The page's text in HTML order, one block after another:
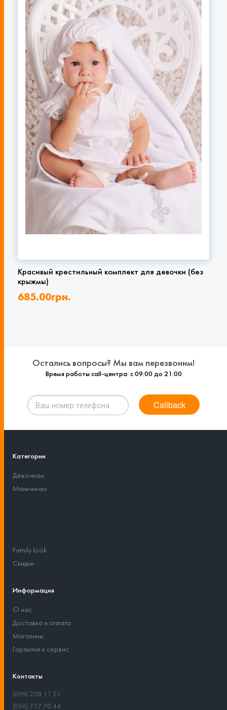
Красивый крестильный комплект для девочки (без
крыжмы)
685.00грн.
Остались вопросы? Мы вам перезвоним!
Время работы call-центра: с 09:00 до 21:00
Callback
Категории
Девочкам
Мальчикам
Family look
Скидки
Информация
О нас
Доставка и оплата
Магазины
Гарантия и сервис
Контакты
(099) 258 11 21
(096) 717 70 44